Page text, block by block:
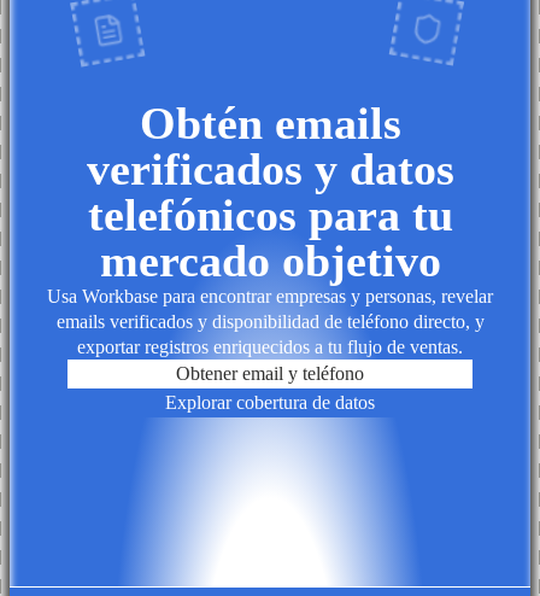
Obtén emails
verificados y datos
telefónicos para tu
mercado objetivo
Usa Workbase para encontrar empresas y personas, revelar
emails verificados y disponibilidad de teléfono directo, y
exportar registros enriquecidos a tu flujo de ventas.
Obtener email y teléfono
Explorar cobertura de datos